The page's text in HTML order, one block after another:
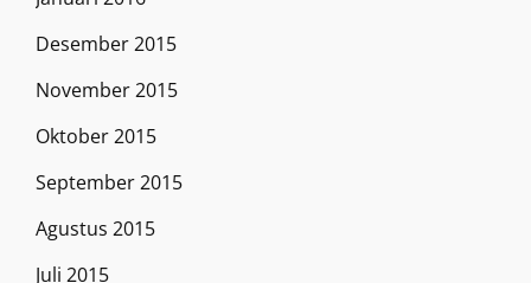
Desember 2015
November 2015
Oktober 2015
September 2015
Agustus 2015
Juli 2015